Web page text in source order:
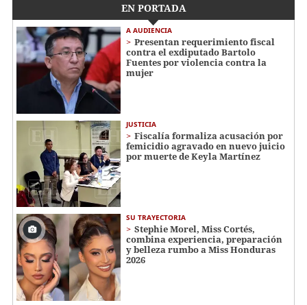
EN PORTADA
A AUDIENCIA
Presentan requerimiento fiscal
contra el exdiputado Bartolo
Fuentes por violencia contra la
mujer
JUSTICIA
Fiscalía formaliza acusación por
femicidio agravado en nuevo juicio
por muerte de Keyla Martínez
SU TRAYECTORIA
Stephie Morel, Miss Cortés,
combina experiencia, preparación
y belleza rumbo a Miss Honduras
2026